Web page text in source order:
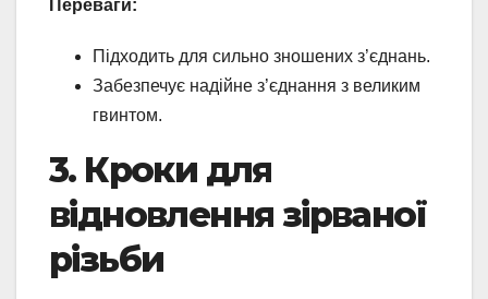
Переваги:
Підходить для сильно зношених з’єднань.
Забезпечує надійне з’єднання з великим
гвинтом.
3. Кроки для
відновлення зірваної
різьби